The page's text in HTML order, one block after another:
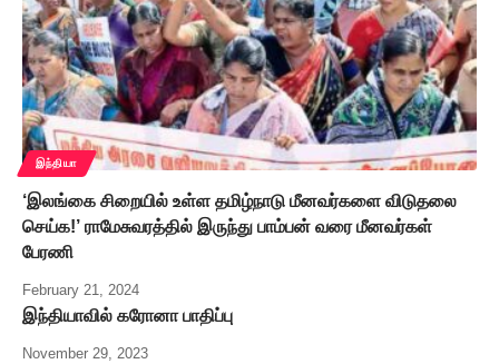
இந்தியா
‘இலங்கை சிறையில் உள்ள தமிழ்நாடு மீனவர்களை விடுதலை
செய்க!’ ராமேசுவரத்தில் இருந்து பாம்பன் வரை மீனவர்கள்
பேரணி
February 21, 2024
இந்தியாவில் கரோனா பாதிப்பு
November 29, 2023